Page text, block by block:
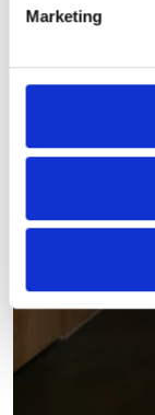
Marketing